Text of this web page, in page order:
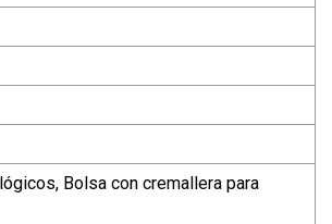
Bolsa con cremallera para